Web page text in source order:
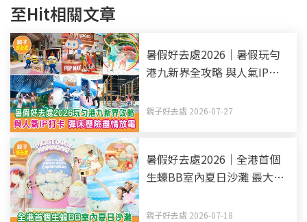
至Hit相關文章
暑假好去處2026｜暑假玩勻
港九新界全攻略 與人氣IP打
更新）
親子好去處 2026-07-27
暑假好去處2026｜全港首個
生蠔BB室內夏日沙灘 最大室
親子好去處 2026-07-18